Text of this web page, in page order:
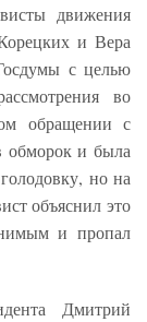
движения
и Вера
с целью
во
обращении с
обморок и была
но на
объяснил это
и пропал
Дмитрий